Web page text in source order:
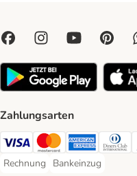
Zahlungsarten
Visa Payment Method
Mastercard Payment
AmericanDiners
Rechnung
Rechnung Payment Method
Bankeinzug
Bankeinzug